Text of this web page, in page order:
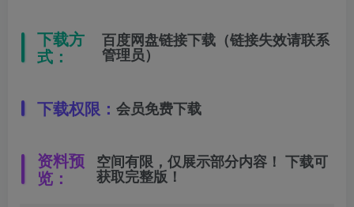
下载方
式：
百度网盘链接下载（链接失效请联系
管理员）
下载权限： 会员免费下载
资料预
览：
空间有限，仅展示部分内容！ 下载可
获取完整版！